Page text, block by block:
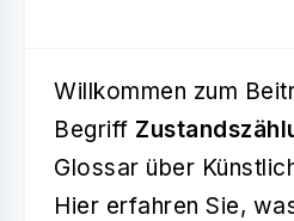
Willkommen zum
Begriff
Glossar über
Hier erfahren Sie,